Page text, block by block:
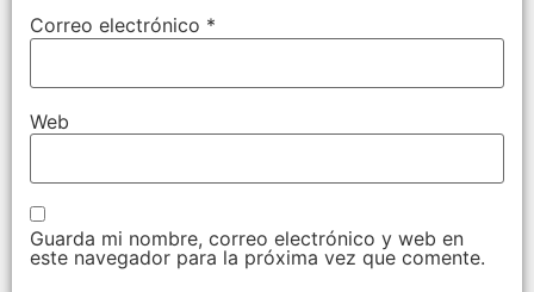
Correo electrónico *
Web
Guarda mi nombre, correo electrónico y web en
este navegador para la próxima vez que comente.